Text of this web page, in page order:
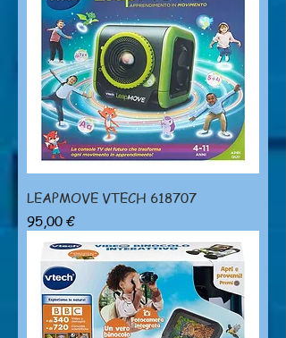
LEAPMOVE VTECH 618707
Prezzo
95,00 €